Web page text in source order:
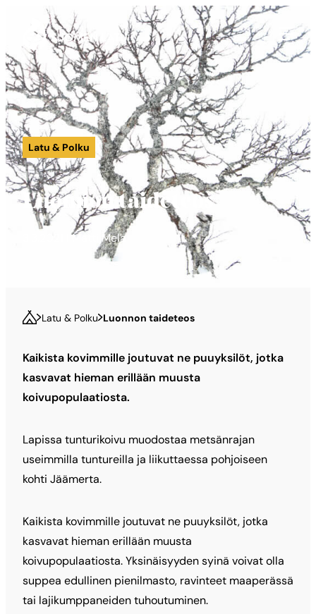
suoraan
sisältöön
Latu & Polku
Luonnon taideteos
3.3.2021 | Matti Mela
Latu & Polku Luonnon taideteos
Kaikista kovimmille joutuvat ne puuyksilöt, jotka
kasvavat hieman erillään muusta
koivupopulaatiosta.
Lapissa tunturikoivu muodostaa metsänrajan
useimmilla tuntureilla ja liikuttaessa pohjoiseen
kohti Jäämerta.
Kaikista kovimmille joutuvat ne puuyksilöt, jotka
kasvavat hieman erillään muusta
koivupopulaatiosta. Yksinäisyyden syinä voivat olla
suppea edullinen pienilmasto, ravinteet maaperässä
tai lajikumppaneiden tuhoutuminen.